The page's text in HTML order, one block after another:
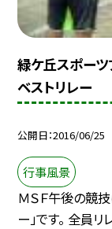
緑ケ丘スポー
ベストリレー
公開日 2016/06/25
行事風景
ＭＳＦ午後の競
ー」です。 全員リ